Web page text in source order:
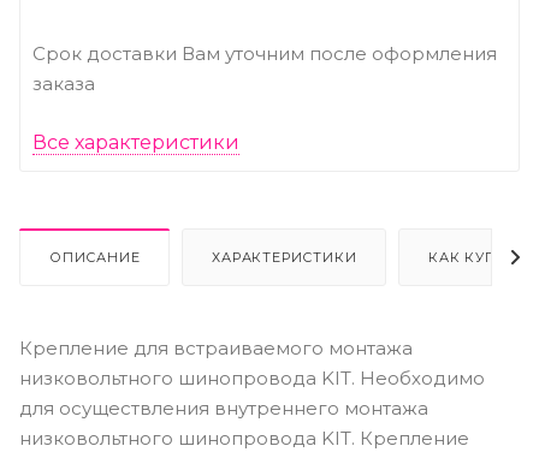
Срок доставки Вам уточним после оформления
заказа
Все характеристики
ОПИСАНИЕ ХАРАКТЕРИСТИКИ КАК КУПИТЬ
Крепление для встраиваемого монтажа
низковольтного шинопровода KIT. Необходимо
для осуществления внутреннего монтажа
низковольтного шинопровода KIT. Крепление